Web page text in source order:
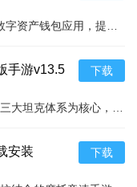
手游v13.5
下载
安装
下载